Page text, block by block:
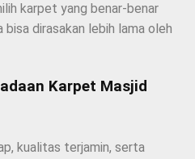
karpet yang benar-benar
dirasakan lebih lama oleh
Karpet Masjid
kualitas terjamin, serta